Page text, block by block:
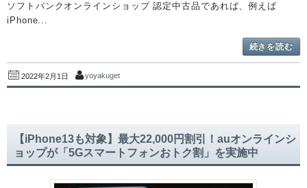
ソフトバンクオンラインショップ 認定中古品であれば、例えば
iPhone...
続きを読む
2022年2月1日 yoyakuget
【iPhone13も対象】最大22,000円割引！auオンラインシ
ョップが「5Gスマートフォンおトク割」を実施中